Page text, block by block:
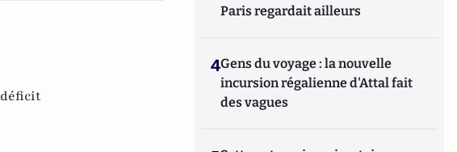
déficit
Paris regardait ailleurs
4Gens du voyage : la nouvelle
incursion régalienne d'Attal fait
des vagues